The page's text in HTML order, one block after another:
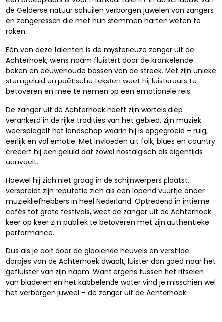
de Gelderse natuur schuilen verborgen juwelen van zangers
en zangeressen die met hun stemmen harten weten te
raken.
Eén van deze talenten is de mysterieuze zanger uit de
Achterhoek, wiens naam fluistert door de kronkelende
beken en eeuwenoude bossen van de streek. Met zijn unieke
stemgeluid en poëtische teksten weet hij luisteraars te
betoveren en mee te nemen op een emotionele reis.
De zanger uit de Achterhoek heeft zijn wortels diep
verankerd in de rijke tradities van het gebied. Zijn muziek
weerspiegelt het landschap waarin hij is opgegroeid – ruig,
eerlijk en vol emotie. Met invloeden uit folk, blues en country
creëert hij een geluid dat zowel nostalgisch als eigentijds
aanvoelt.
Hoewel hij zich niet graag in de schijnwerpers plaatst,
verspreidt zijn reputatie zich als een lopend vuurtje onder
muziekliefhebbers in heel Nederland. Optredend in intieme
cafés tot grote festivals, weet de zanger uit de Achterhoek
keer op keer zijn publiek te betoveren met zijn authentieke
performance.
Dus als je ooit door de glooiende heuvels en verstilde
dorpjes van de Achterhoek dwaalt, luister dan goed naar het
gefluister van zijn naam. Want ergens tussen het ritselen
van bladeren en het kabbelende water vind je misschien wel
het verborgen juweel – de zanger uit de Achterhoek.